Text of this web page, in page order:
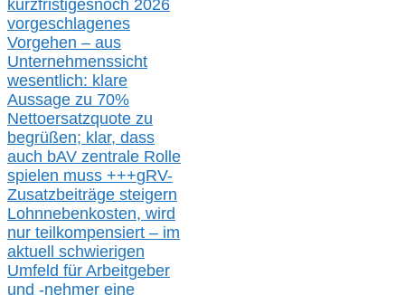
kurzfristigesnoch 2026
vorgeschlagenes
Vorgehen – aus
Unternehmenssicht
wesentlich: klare
Aussage zu 70%
Nettoersatzquote zu
begrüßen; klar, dass
auch bAV zentrale Rolle
spielen muss +++gRV-
Zusatzbeiträge steigern
Lohnnebenkosten, wird
nur teilkompensiert – im
aktuell schwierigen
Umfeld für Arbeitgeber
und -nehmer eine